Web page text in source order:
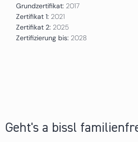
Grundzertifikat: 2017
Zertifikat 1: 2021
Zertifikat 2: 2025
Zertifizierung bis: 2028
Geht's a bissl